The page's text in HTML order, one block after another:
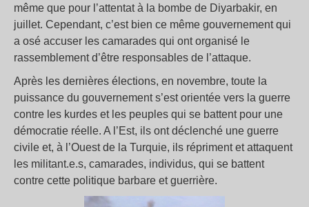
même que pour l’attentat à la bombe de Diyarbakir, en
juillet. Cependant, c’est bien ce même gouvernement qui
a osé accuser les camarades qui ont organisé le
rassemblement d’être responsables de l’attaque.
Après les dernières élections, en novembre, toute la
puissance du gouvernement s’est orientée vers la guerre
contre les kurdes et les peuples qui se battent pour une
démocratie réelle. A l’Est, ils ont déclenché une guerre
civile et, à l’Ouest de la Turquie, ils répriment et attaquent
les militant.e.s, camarades, individus, qui se battent
contre cette politique barbare et guerrière.